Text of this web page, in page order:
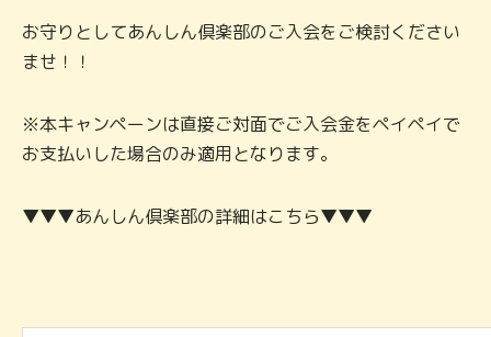
お守りとしてあんしん倶楽部のご入会をご検討ください
ませ！！
※本キャンペーンは直接ご対面でご入会金をペイペイで
お支払いした場合のみ適用となります。
▼▼▼あんしん倶楽部の詳細はこちら▼▼▼